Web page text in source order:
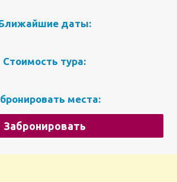
даты:
Стоимость тура:
места:
Забронировать